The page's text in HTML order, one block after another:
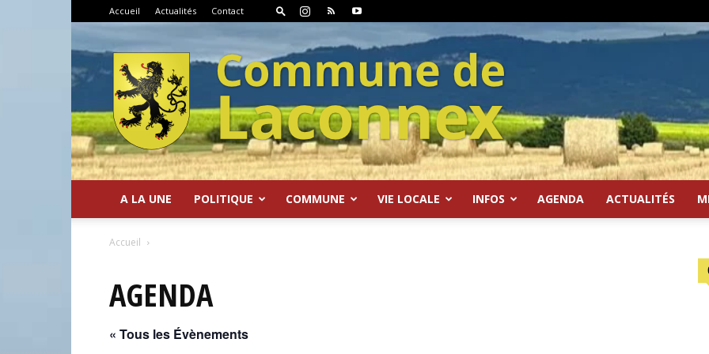
Accueil Actualités Contact
A LA UNE POLITIQUE COMMUNE VIE LOCALE INFOS AGENDA ACTUALITÉS
Accueil
AGENDA
« Tous les Évènements